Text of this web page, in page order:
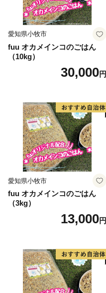
愛知県小牧市
fuu オカメインコのごはん
（10kg）
30,000円
愛知県小牧市
fuu オカメインコのごはん
（3kg）
13,000円